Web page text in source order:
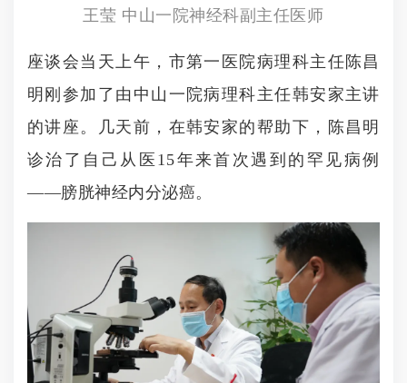
王莹 中山一院神经科副主任医师
座谈会当天上午，市第一医院病理科主任陈昌
明刚参加了由中山一院病理科主任韩安家主讲
的讲座。几天前，在韩安家的帮助下，陈昌明
诊治了自己从医15年来首次遇到的罕见病例
——膀胱神经内分泌癌。